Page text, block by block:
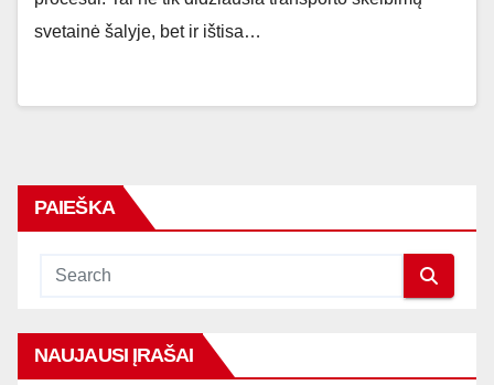
svetainė šalyje, bet ir ištisa…
PAIEŠKA
NAUJAUSI ĮRAŠAI